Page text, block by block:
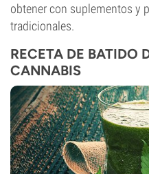
obtener con suplementos y
tradicionales.
RECETA DE BATIDO
CANNABIS